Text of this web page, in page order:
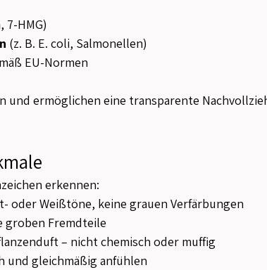
7-HMG)
(z. B. E. coli, Salmonellen)
EU-Normen
und ermöglichen eine transparente
erkennen:
oder Weißtöne, keine grauen Verfärbungen
groben Fremdteile
– nicht chemisch oder muffig
und gleichmäßig anfühlen